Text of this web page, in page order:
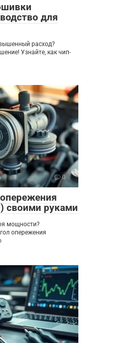
для
расход?
Узнайте, как чип-
0
своими руками
мощности?
опережения